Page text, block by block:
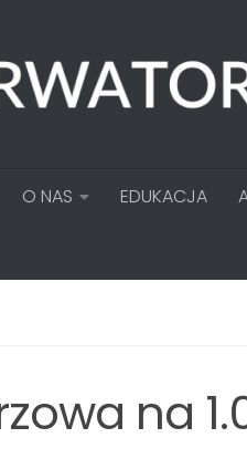
O NAS EDUKACJA
na